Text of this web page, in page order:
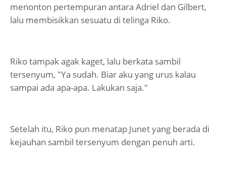
menonton pertempuran antara Adriel dan Gilbert,
lalu membisikkan sesuatu di telinga Riko.
Riko tampak agak kaget, lalu berkata sambil
tersenyum, "Ya sudah. Biar aku yang urus kalau
sampai ada apa-apa. Lakukan saja."
Setelah itu, Riko pun menatap Junet yang berada di
kejauhan sambil tersenyum dengan penuh arti.